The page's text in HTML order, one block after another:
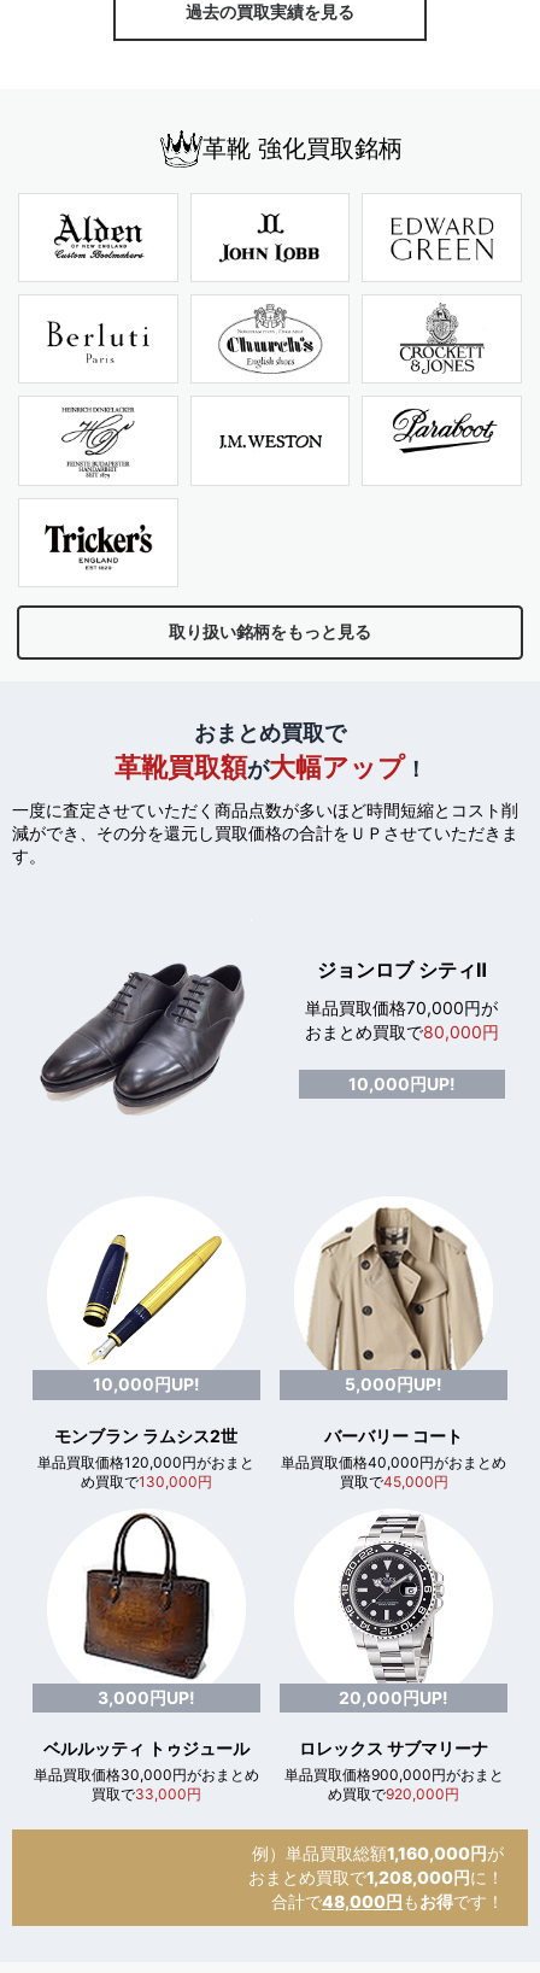
過去の買取実績を見る
革靴 強化買取銘柄
取り扱い銘柄をもっと見る
おまとめ買取で
革靴買取額が大幅アップ！
一度に査定させていただく商品点数が多いほど時間短縮とコスト削
減ができ、 その分を還元し買取価格の合計をＵＰさせていただきま
す。
ジョンロブ シティⅡ
単品買取価格70,000円が
おまとめ買取で80,000円
10,000円UP!
10,000円UP!
モンブラン ラムシス2世
単品買取価格120,000円がおまと
め買取で130,000円
5,000円UP!
バーバリー コート
単品買取価格40,000円がおまとめ
買取で45,000円
3,000円UP!
ベルルッティ トゥジュール
単品買取価格30,000円がおまとめ
買取で33,000円
20,000円UP!
ロレックス サブマリーナ
単品買取価格900,000円がおまと
め買取で920,000円
例）単品買取総額1,160,000円が
おまとめ買取で1,208,000円に！
合計で48,000円 もお得です！